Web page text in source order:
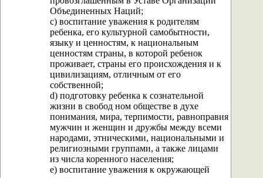
Объединенных Наций;
с) воспитание уважения к родителям
ребенка, его культурной самобытности,
языку и ценностям, к национальным
ценностям страны, в которой ребенок
проживает, страны его происхождения и к
цивилизациям, отличным от его
собственной;
d) подготовку ребенка к сознательной
жизни в свобод ном обществе в духе
понимания, мира, терпимости, равноправия
мужчин и женщин и дружбы между всеми
народами, этническими, национальными и
религиозными группами, а также лицами
из числа коренного населения;
е) воспитание уважения к окружающей